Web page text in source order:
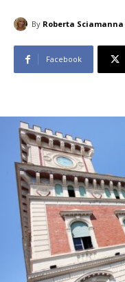
By Roberta Sciamanna
Facebook